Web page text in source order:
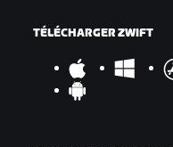
TÉLÉCHARGER ZWIFT